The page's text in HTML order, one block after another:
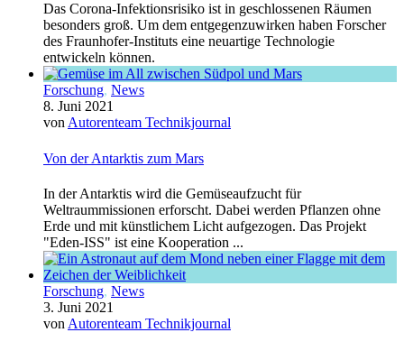
Das Corona-Infektionsrisiko ist in geschlossenen Räumen
besonders groß. Um dem entgegenzuwirken haben Forscher
des Fraunhofer-Instituts eine neuartige Technologie
entwickeln können.
Forschung, News
8. Juni 2021
von Autorenteam Technikjournal
Von der Antarktis zum Mars
In der Antarktis wird die Gemüseaufzucht für
Weltraummissionen erforscht. Dabei werden Pflanzen ohne
Erde und mit künstlichem Licht aufgezogen. Das Projekt
"Eden-ISS" ist eine Kooperation ...
Forschung, News
3. Juni 2021
von Autorenteam Technikjournal